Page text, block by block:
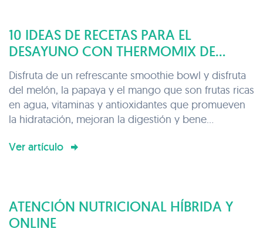
10 IDEAS DE RECETAS PARA EL
DESAYUNO CON THERMOMIX DE
COOKIDOO
Disfruta de un refrescante smoothie bowl y disfruta
del melón, la papaya y el mango que son frutas ricas
en agua, vitaminas y antioxidantes que promueven
la hidratación, mejoran la digestión y bene...
Ver artículo
ATENCIÓN NUTRICIONAL HÍBRIDA Y
ONLINE